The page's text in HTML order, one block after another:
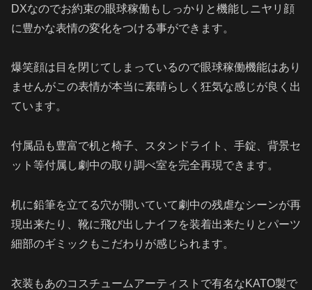
DXなのでお約束の眼球稼働もしっかりと機能しニヤリ顔
に豊かな表情の変化をつける事ができます。
爆笑顔は目を閉じてしまっているので眼球稼働機能はあり
ませんがこの表情が本当に素晴らしく狂気な感じが良く出
ています。
付属品も豊富で机と椅子、スタンドライト、手錠、背景セ
ット等付属し劇中の取り調べ室を完全再現できます。
机に鉛筆を立てる穴が開いていて劇中の残虐なシーンが再
現出来たり、靴に飛び出しナイフを装着出来たりとパーツ
細部のギミックもこだわりが感じられます。
衣装もあのコスチュームアーティストで有名なKATO製で